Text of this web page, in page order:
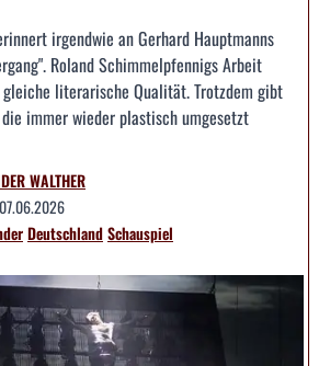
irgendwie an Gerhard Hauptmanns
Roland Schimmelpfennigs Arbeit
literarische Qualität. Trotzdem gibt
immer wieder plastisch umgesetzt
WALTHER
07.06.2026
DeutschlandSchauspiel